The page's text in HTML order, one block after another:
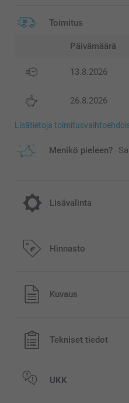
Toimitus
Päivämäärä
13.8.2026
26.8.2026
Lisätietoja
Menikö pieleen?
Lisävalinta
Nauti joulusta
Hinnasto
Kaikki hinnat ovat euroina,
eivät sisällä postikuluja.
Kuvaus
Tekniset tiedot
UKK